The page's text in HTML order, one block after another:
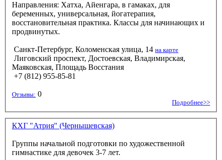
Направления: Хатха, Айенгара, в гамаках, для
беременных, универсальная, йогатерапия,
восстановительная практика. Классы для начинающих и
продвинутых.
Санкт-Петербург, Коломенская улица, 14 на карте
Лиговский проспект, Достоевская, Владимирская,
Маяковская, Площадь Восстания
+7 (812) 955-85-81
Отзывы: 0
Подробнее>>
КХГ "Атрия" (Чернышевская)
Группы начальной подготовки по художественной
гимнастике для девочек 3-7 лет.